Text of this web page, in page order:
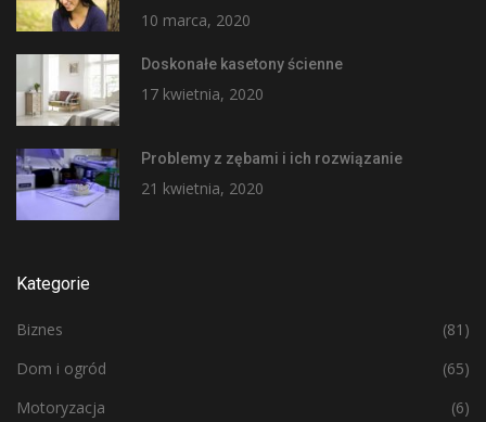
10 marca, 2020
Doskonałe kasetony ścienne
17 kwietnia, 2020
Problemy z zębami i ich rozwiązanie
21 kwietnia, 2020
Kategorie
Biznes
(81)
Dom i ogród
(65)
Motoryzacja
(6)